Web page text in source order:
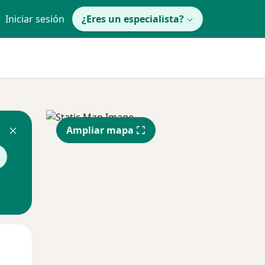
Iniciar sesión ¿Eres un especialista?
Ampliar mapa